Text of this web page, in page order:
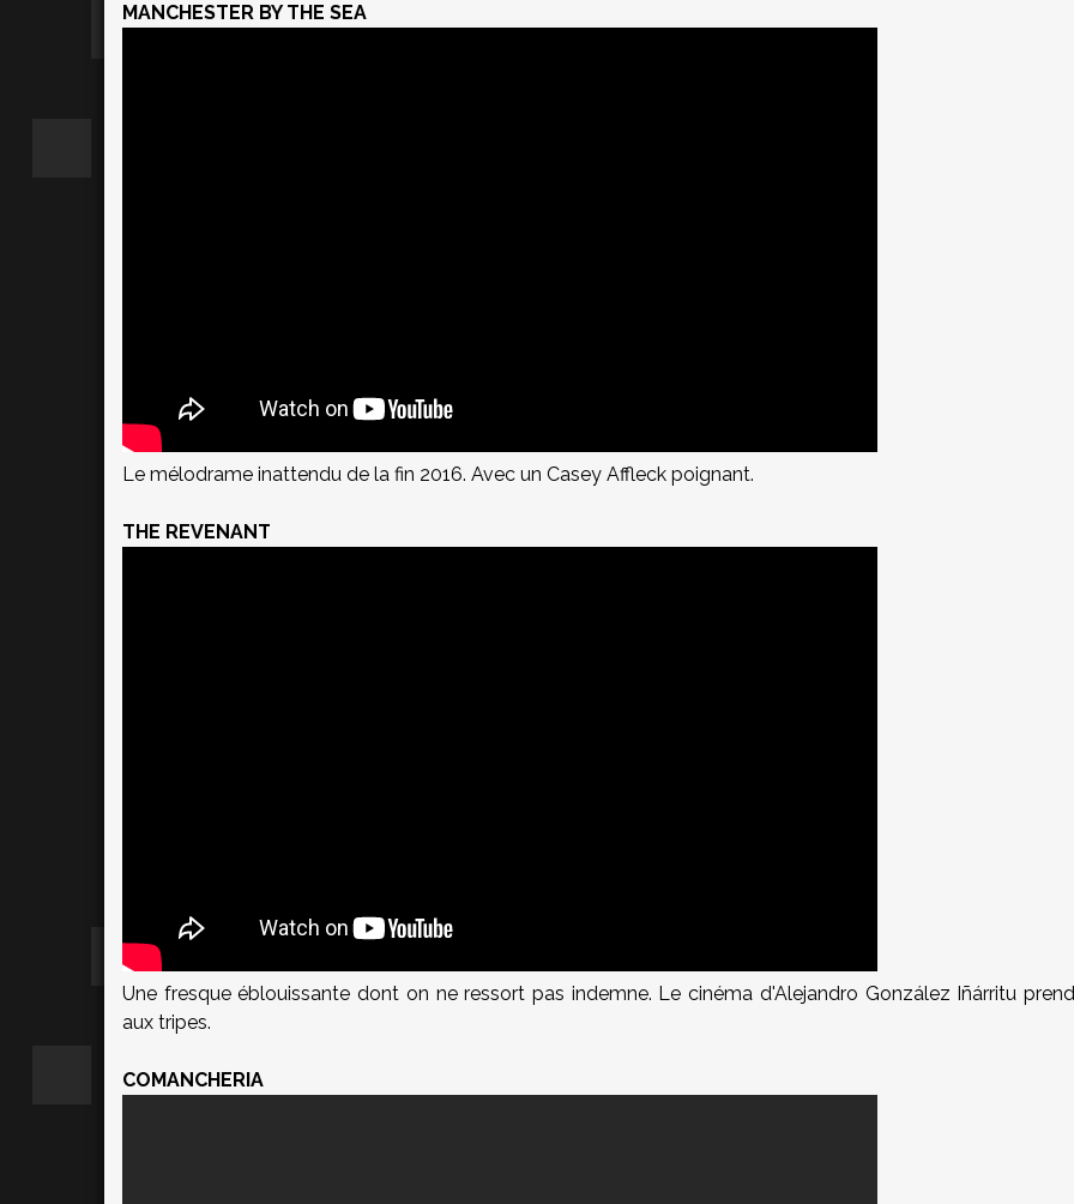
MANCHESTER BY THE SEA
Le mélodrame inattendu de la fin 2016. Avec un Casey Affleck poignant.
THE REVENANT
Une fresque éblouissante dont on ne ressort pas indemne. Le cinéma d'Alejandro González Iñárritu prend
aux tripes.
COMANCHERIA